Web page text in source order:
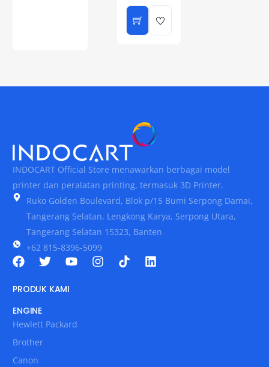
INDOCART Official Store menawarkan berbagai model
printer dan peralatan printing, termasuk 3D Printer.
Ruko Golden Boulevard, Blok p/15 Bumi Serpong Damai,
Tangerang Selatan, Lengkong Karya, Serpong Utara,
Tangerang Selatan 15323, Banten
+62 815-8396-5099
PRODUK KAMI
ENGINE
Hewlett Packard
Brother
Canon